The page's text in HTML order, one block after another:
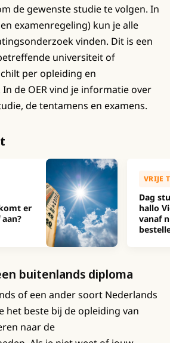
de gewenste studie te volgen. In
examenregeling) kun je alle
vinden. Dit is een
universiteit of
per opleiding en
de OER vind je informatie over
de tentamens en examens.
er
VRIJE
Dag
hallo
vanaf
buitenlands diploma
of een ander soort Nederlands
het beste bij de opleiding van
naar de